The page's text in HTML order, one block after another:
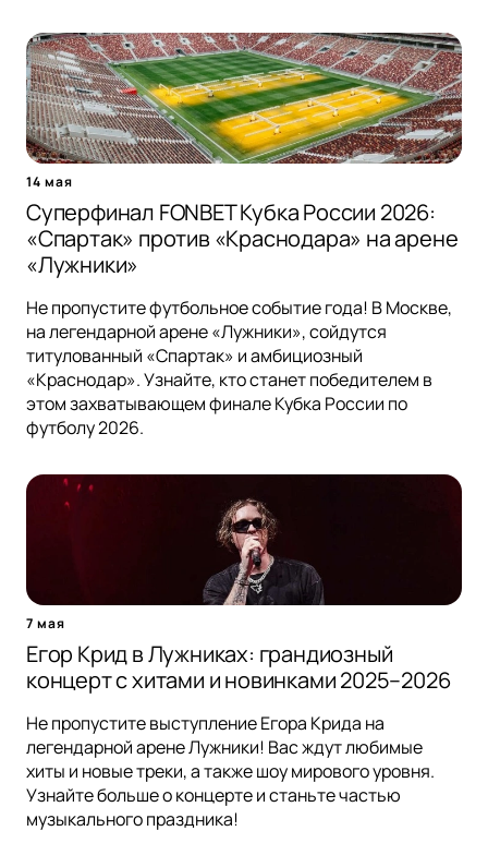
14 мая
Суперфинал FONBET Кубка России 2026:
«Спартак» против «Краснодара» на арене
«Лужники»
Не пропустите футбольное событие года! В Москве,
на легендарной арене «Лужники», сойдутся
титулованный «Спартак» и амбициозный
«Краснодар». Узнайте, кто станет победителем в
этом захватывающем финале Кубка России по
футболу 2026.
7 мая
Егор Крид в Лужниках: грандиозный
концерт с хитами и новинками 2025–2026
Не пропустите выступление Егора Крида на
легендарной арене Лужники! Вас ждут любимые
хиты и новые треки, а также шоу мирового уровня.
Узнайте больше о концерте и станьте частью
музыкального праздника!